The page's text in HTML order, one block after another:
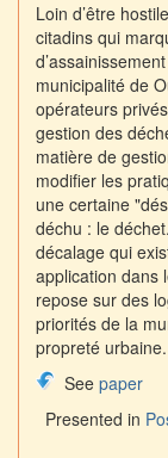
Loin d’être
citadins qui
municipalité de
opérateurs
gestion des
matière de
modifier les
une certaine
déchu : le
décalage qui
application dans
repose sur des
priorités de la
propreté urbaine.
See paper
Presented in